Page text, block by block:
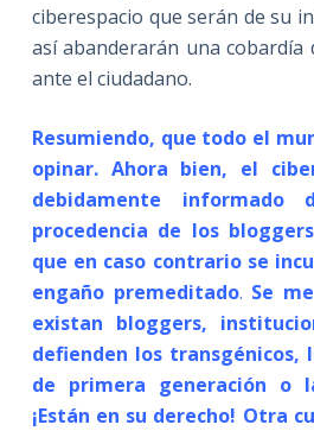
ciberespacio que serán de su
así abanderarán una cobardía
ante el ciudadano.
Resumiendo, que todo el
opinar. Ahora bien, el
debidamente
procedencia de los
que en caso contrario se
engaño premeditado. Se
existan bloggers,
defienden los transgénicos,
de primera generación o
¡Están en su derecho! Otra